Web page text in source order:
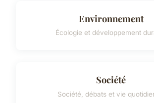
Environnement
Écologie et développement
Société
Société, débats et vie